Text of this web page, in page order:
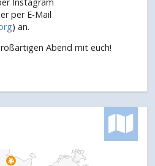
per E-Mail
) an.
Abend mit euch!